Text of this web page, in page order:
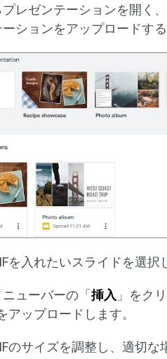
プレゼンテーションを開く
ションをアップロードす
を入れたいスライドを選択
ニューバーの「挿入 」をク
アップロードします。
のサイズを調整し、適切な